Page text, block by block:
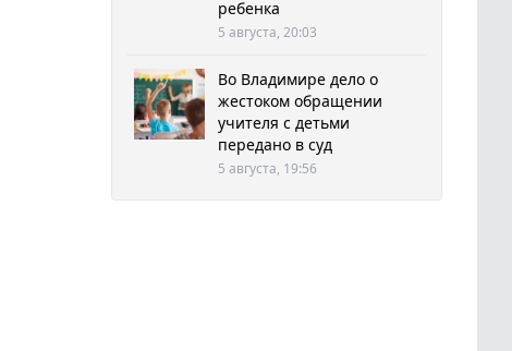
ребенка
5 августа, 20:03
Во Владимире дело о
жестоком обращении
учителя с детьми
передано в суд
5 августа, 19:56